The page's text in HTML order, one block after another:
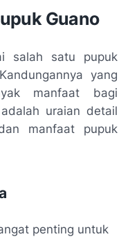
Guano
salah satu pupuk
yang
manfaat bagi
uraian detail
manfaat pupuk
penting untuk